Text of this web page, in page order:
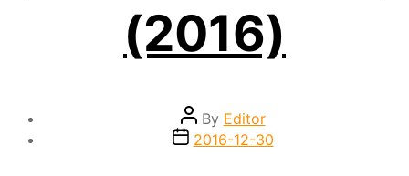
(2016)
Post
author
By Editor
Post2016-12-30